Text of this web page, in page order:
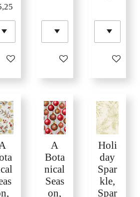
winkelwagen In winkelwagen In
A
A
Bota
nical
Seas
on,
Holi
day
Spar
kle,
Spar